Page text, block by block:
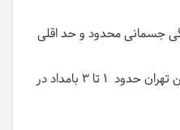
جسمانی محدود و حد اقلی
ساعت رسیدن به ایستگاه راه آهن تهران حدود 1 تا 3 بامداد در